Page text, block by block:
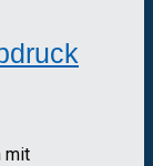
mit